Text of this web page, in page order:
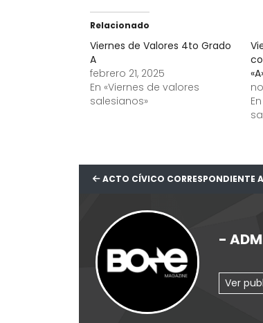
Relacionado
Viernes de Valores 4to Grado
A
febrero 21, 2025
En «Viernes de valores
salesianos»
ACTO CÍVICO CORRESPONDIENTE
Ver